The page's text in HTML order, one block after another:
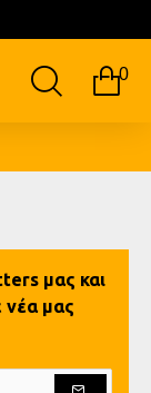
0
μας και
νέα μας